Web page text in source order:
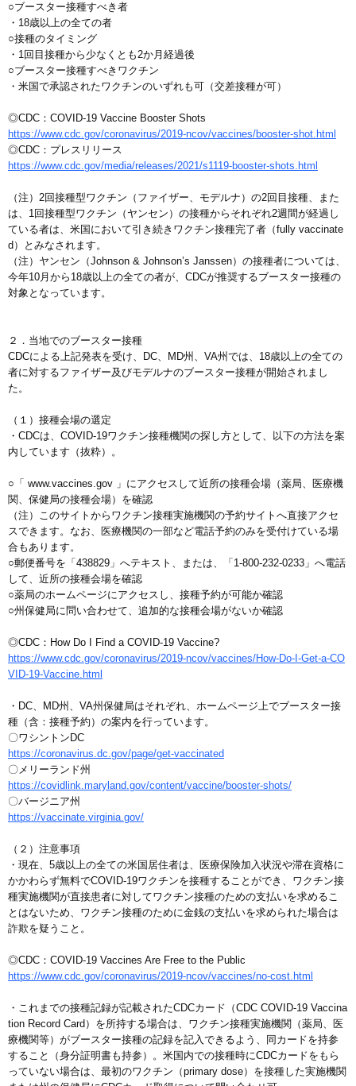
○ブースター接種すべき者
・18歳以上の全ての者
○接種のタイミング
・1回目接種から少なくとも2か月経過後
○ブースター接種すべきワクチン
・米国で承認されたワクチンのいずれも可（交差接種が可）
◎CDC：COVID-19 Vaccine Booster Shots
https://www.cdc.gov/coronavirus/2019-ncov/vaccines/booster-shot.html
◎CDC：プレスリリース
https://www.cdc.gov/media/releases/2021/s1119-booster-shots.html
（注）2回接種型ワクチン（ファイザー、モデルナ）の2回目接種、また
は、1回接種型ワクチン（ヤンセン）の接種からそれぞれ2週間が経過し
ている者は、米国において引き続きワクチン接種完了者（fully vaccinate
d）とみなされます。
（注）ヤンセン（Johnson & Johnson’s Janssen）の接種者については、
今年10月から18歳以上の全ての者が、CDCが推奨するブースター接種の
対象となっています。
２．当地でのブースター接種
CDCによる上記発表を受け、DC、MD州、VA州では、18歳以上の全ての
者に対するファイザー及びモデルナのブースター接種が開始されまし
た。
（１）接種会場の選定
・CDCは、COVID-19ワクチン接種機関の探し方として、以下の方法を案
内しています（抜粋）。
○「 www.vaccines.gov 」にアクセスして近所の接種会場（薬局、医療機
関、保健局の接種会場）を確認
（注）このサイトからワクチン接種実施機関の予約サイトへ直接アクセ
スできます。なお、医療機関の一部など電話予約のみを受付けている場
合もあります。
○郵便番号を「438829」へテキスト、または、「1-800-232-0233」へ電話
して、近所の接種会場を確認
○薬局のホームページにアクセスし、接種予約が可能か確認
○州保健局に問い合わせて、追加的な接種会場がないか確認
◎CDC：How Do I Find a COVID-19 Vaccine?
https://www.cdc.gov/coronavirus/2019-ncov/vaccines/How-Do-I-Get-a-CO
VID-19-Vaccine.html
・DC、MD州、VA州保健局はそれぞれ、ホームページ上でブースター接
種（含：接種予約）の案内を行っています。
〇ワシントンDC
https://coronavirus.dc.gov/page/get-vaccinated
〇メリーランド州
https://covidlink.maryland.gov/content/vaccine/booster-shots/
〇バージニア州
https://vaccinate.virginia.gov/
（２）注意事項
・現在、5歳以上の全ての米国居住者は、医療保険加入状況や滞在資格に
かかわらず無料でCOVID-19ワクチンを接種することができ、ワクチン接
種実施機関が直接患者に対してワクチン接種のための支払いを求めるこ
とはないため、ワクチン接種のために金銭の支払いを求められた場合は
詐欺を疑うこと。
◎CDC：COVID-19 Vaccines Are Free to the Public
https://www.cdc.gov/coronavirus/2019-ncov/vaccines/no-cost.html
・これまでの接種記録が記載されたCDCカード（CDC COVID-19 Vaccina
tion Record Card）を所持する場合は、ワクチン接種実施機関（薬局、医
療機関等）がブースター接種の記録を記入できるよう、同カードを持参
すること（身分証明書も持参）。米国内での接種時にCDCカードをもら
っていない場合は、最初のワクチン（primary dose）を接種した実施機関